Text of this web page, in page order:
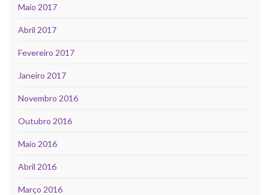
Maio 2017
Abril 2017
Fevereiro 2017
Janeiro 2017
Novembro 2016
Outubro 2016
Maio 2016
Abril 2016
Março 2016